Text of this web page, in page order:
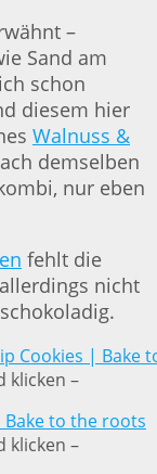
–
Sand am
schon
diesem hier
Walnuss &
demselben
nur eben
fehlt die
nicht
klicken –
klicken –